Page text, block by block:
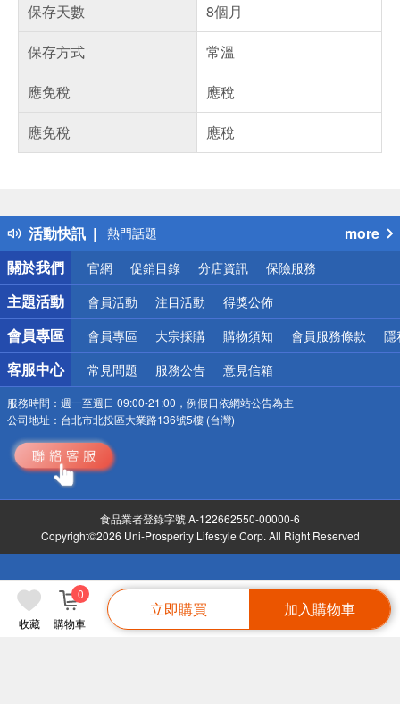
收藏 購物車
0
立即購買 加入購物車
保存天數
8個月
保存方式
常溫
應免稅
應稅
應免稅
應稅
活動快訊
得獎公告
熱門話題
銀行優惠
偏遠地區配送
詐騙網頁！請小心！
more
關於我們
官網 促銷目錄 分店資訊 保險服務
主題活動 會員活動 注目活動 得獎公佈
會員專區 會員專區 大宗採購 購物須知 會員服務條款 隱
客服中心 常見問題 服務公告 意見信箱
服務時間： 週一至週日 09:00-21:00，例假日依網站公告為主
公司地址： 台北市北投區大業路136號5樓 (台灣)
食品業者登錄字號 A-122662550-00000-6
Copyright©2026 Uni-Prosperity Lifestyle Corp. All Right Reserved